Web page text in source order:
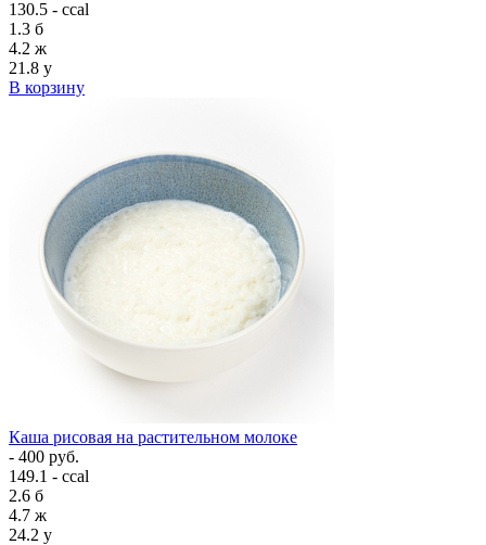
130.5 - ccal
1.3 б
4.2 ж
21.8 у
В корзину
Каша рисовая на растительном молоке
- 400 руб.
149.1 - ccal
2.6 б
4.7 ж
24.2 у